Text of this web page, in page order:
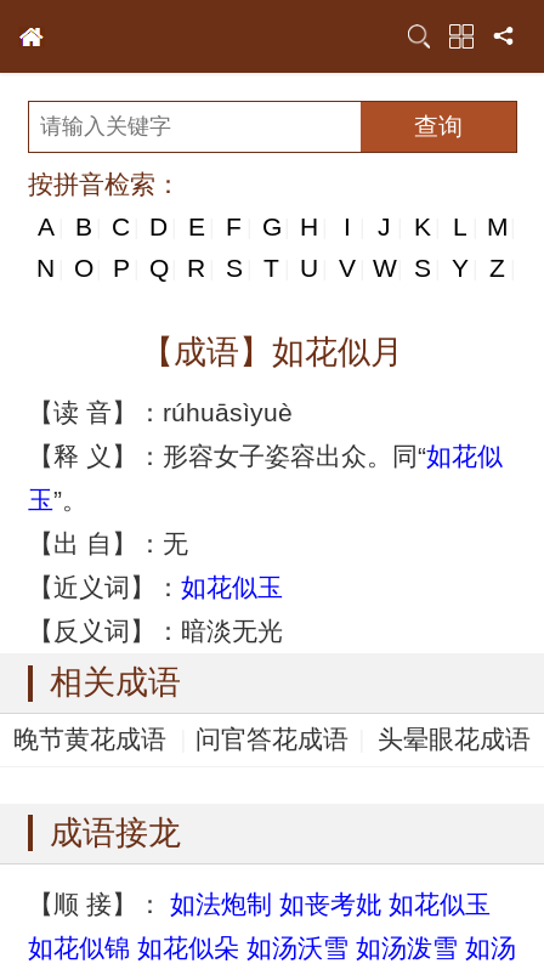
按拼音检索：
A
B C D E F G H I J K L M
N
N O P Q R S T U V W S Y Z
【成语】如花似月
【读 音】：rúhuāsìyuè
【释 义】：形容女子姿容出众。同“如花似
玉”。
【出 自】：无
【近义词】： 如花似玉
【反义词】：暗淡无光
相关成语
晚节黄花成语 问官答花成语
头晕眼花成语
成语接龙
【顺 接】： 如法炮制 如丧考妣 如花似玉
如花似锦 如花似朵 如汤沃雪 如汤泼雪 如汤